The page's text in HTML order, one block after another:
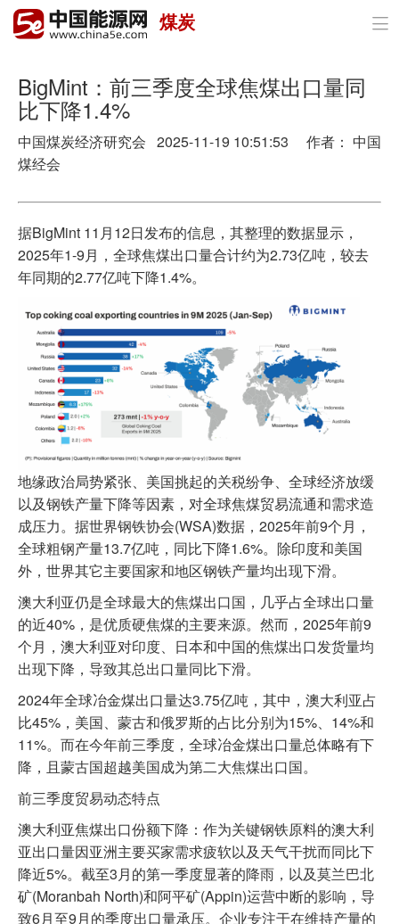
首页
政策与经济
电力
新能源
节能环保
分布式能源
煤炭 
BigMint：前三季度全球焦煤出口量同
比下降1.4%
中国煤炭经济研究会 2025-11-19 10:51:53 作者： 中国
煤经会
据BigMint 11月12日发布的信息，其整理的数据显示，
2025年1-9月，全球焦煤出口量合计约为2.73亿吨，较去
年同期的2.77亿吨下降1.4%。
地缘政治局势紧张、美国挑起的关税纷争、全球经济放缓
以及钢铁产量下降等因素，对全球焦煤贸易流通和需求造
成压力。据世界钢铁协会(WSA)数据，2025年前9个月，
全球粗钢产量13.7亿吨，同比下降1.6%。除印度和美国
外，世界其它主要国家和地区钢铁产量均出现下滑。
澳大利亚仍是全球最大的焦煤出口国，几乎占全球出口量
的近40%，是优质硬焦煤的主要来源。然而，2025年前9
个月，澳大利亚对印度、日本和中国的焦煤出口发货量均
出现下降，导致其总出口量同比下滑。
2024年全球冶金煤出口量达3.75亿吨，其中，澳大利亚占
比45%，美国、蒙古和俄罗斯的占比分别为15%、14%和
11%。而在今年前三季度，全球冶金煤出口量总体略有下
降，且蒙古国超越美国成为第二大焦煤出口国。
前三季度贸易动态特点
澳大利亚焦煤出口份额下降：作为关键钢铁原料的澳大利
亚出口量因亚洲主要买家需求疲软以及天气干扰而同比下
降近5%。截至3月的第一季度显著的降雨，以及莫兰巴北
矿(Moranbah North)和阿平矿(Appin)运营中断的影响，导
致6月至9月的季度出口量承压。企业专注于在维持产量的